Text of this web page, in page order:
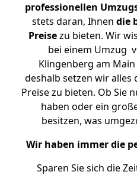
professionellen
stets daran, Ihnen die
Preisezu bieten. Wir
bei einem Umzug
Klingenberg am
deshalb setzen wir alles
Preise zu bieten. Ob Sie
haben oder ein
besitzen, was
Wir haben immer die
Sparen Sie sich die